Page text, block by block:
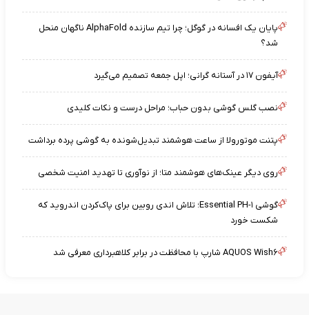
پایان یک افسانه در گوگل؛ چرا تیم سازنده AlphaFold ناگهان منحل
شد؟
آیفون ۱۷ در آستانه گرانی؛ اپل جمعه تصمیم می‌گیرد
نصب گلس گوشی بدون حباب؛ مراحل درست و نکات کلیدی
پتنت موتورولا از ساعت هوشمند تبدیل‌شونده به گوشی پرده برداشت
روی دیگر عینک‌های هوشمند متا؛ از نوآوری تا تهدید امنیت شخصی
گوشی Essential PH-۱؛ تلاش اندی روبین برای پاک‌کردن اندروید که
شکست خورد
AQUOS Wish۶ شارپ با محافظت در برابر کلاهبرداری معرفی شد